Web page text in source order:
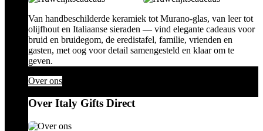
Van handbeschilderde keramiek tot Murano-glas, van leer tot
olijfhout en Italiaanse sieraden — vind elegante cadeaus voor
bruid en bruidegom, de eredistafel, familie, vrienden en
gasten, met oog voor detail samengesteld en klaar om te
geven.
Over ons
Over Italy Gifts Direct